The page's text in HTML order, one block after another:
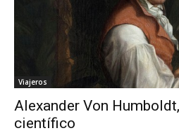
Viajeros
Alexander Von
científico